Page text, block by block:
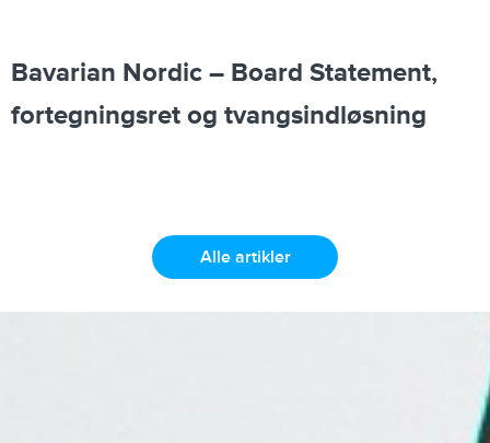
Bavarian Nordic – Board Statement,
fortegningsret og tvangsindløsning
Alle artikler